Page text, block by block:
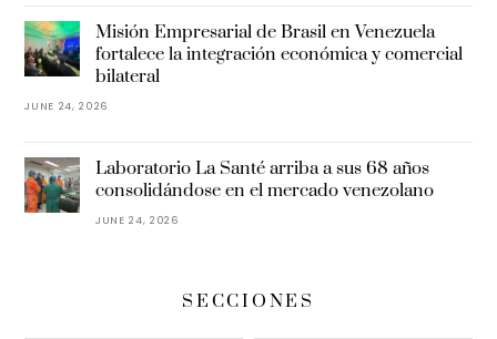
Misión Empresarial de Brasil en Venezuela
fortalece la integración económica y comercial
bilateral
JUNE 24, 2026
Laboratorio La Santé arriba a sus 68 años
consolidándose en el mercado venezolano
JUNE 24, 2026
SECCIONES